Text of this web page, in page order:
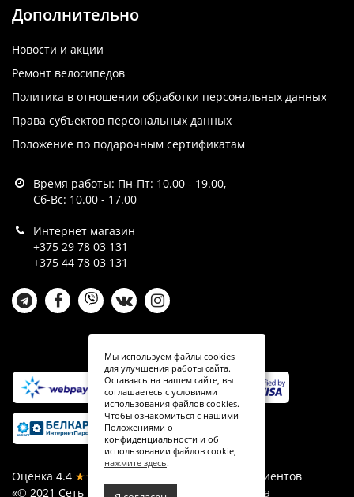
Дополнительно
Новости и акции
Ремонт велосипедов
Политика в отношении обработки персональных данных
Права субъектов персональных данных
Положение по подарочным сертификатам
Время работы: Пн-Пт: 10.00 - 19.00,
Сб-Вс: 10.00 - 17.00
Интернет магазин
+375 29 78 03 131
+375 44 78 03 131
Оценка 4.4 ★★★★★
клиентов
«© 2021 Сеть магазинов Твой Велик. Все права
Мы используем файлы cookies
для улучшения работы сайта.
Оставаясь на нашем сайте, вы
соглашаетесь с условиями
использования файлов cookies.
Чтобы ознакомиться с нашими
Положениями о
конфиденциальности и об
использовании файлов cookie,
нажмите здесь.